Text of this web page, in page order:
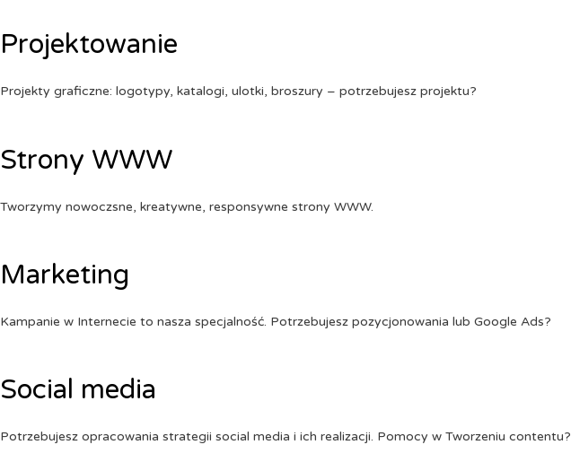
Projektowanie
Projekty graficzne: logotypy, katalogi, ulotki, broszury – potrzebujesz projektu?
Strony WWW
Tworzymy nowoczsne, kreatywne, responsywne strony WWW.
Marketing
Kampanie w Internecie to nasza specjalność. Potrzebujesz pozycjonowania lub Google Ads?
Social media
Potrzebujesz opracowania strategii social media i ich realizacji. Pomocy w Tworzeniu contentu?